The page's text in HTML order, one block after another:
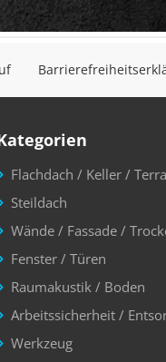
Flachdach / Keller /
Steildach
Wände / Fassade /
Fenster / Türen
Raumakustik / Boden
Arbeitssicherheit /
Werkzeug